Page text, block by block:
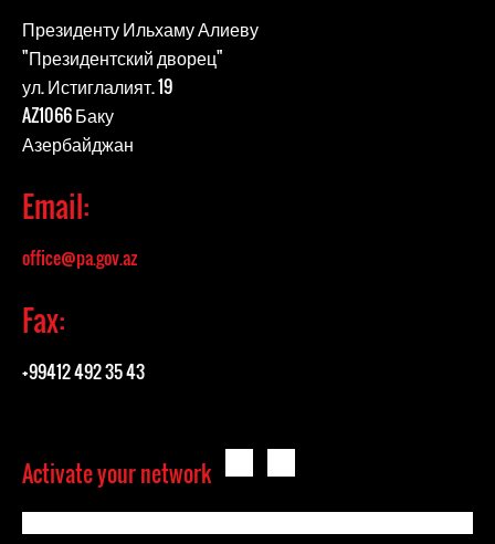
Президенту Ильхаму Алиеву
"Президентский дворец"
ул. Истиглалият. 19
AZ1066 Баку
Азербайджан
Email:
office@pa.gov.az
Fax:
+99412 492 35 43
Activate your network